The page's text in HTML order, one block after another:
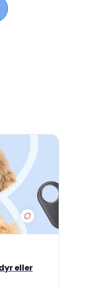
eller